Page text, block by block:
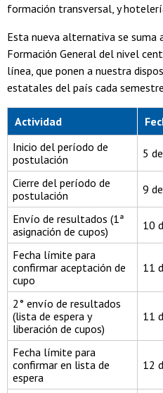
formación transversal, y
Esta nueva alternativa se suma
Formación General del nivel
línea, que ponen a nuestra
estatales del país cada
Actividad
Inicio del período de
postulación
5
Cierre del período de
postulación
9
Envío de resultados (1ª
asignación de cupos)
10
Fecha límite para
confirmar aceptación de
cupo
11
2° envío de resultados
(lista de espera y
liberación de cupos)
11
Fecha límite para
confirmar en lista de
espera
12